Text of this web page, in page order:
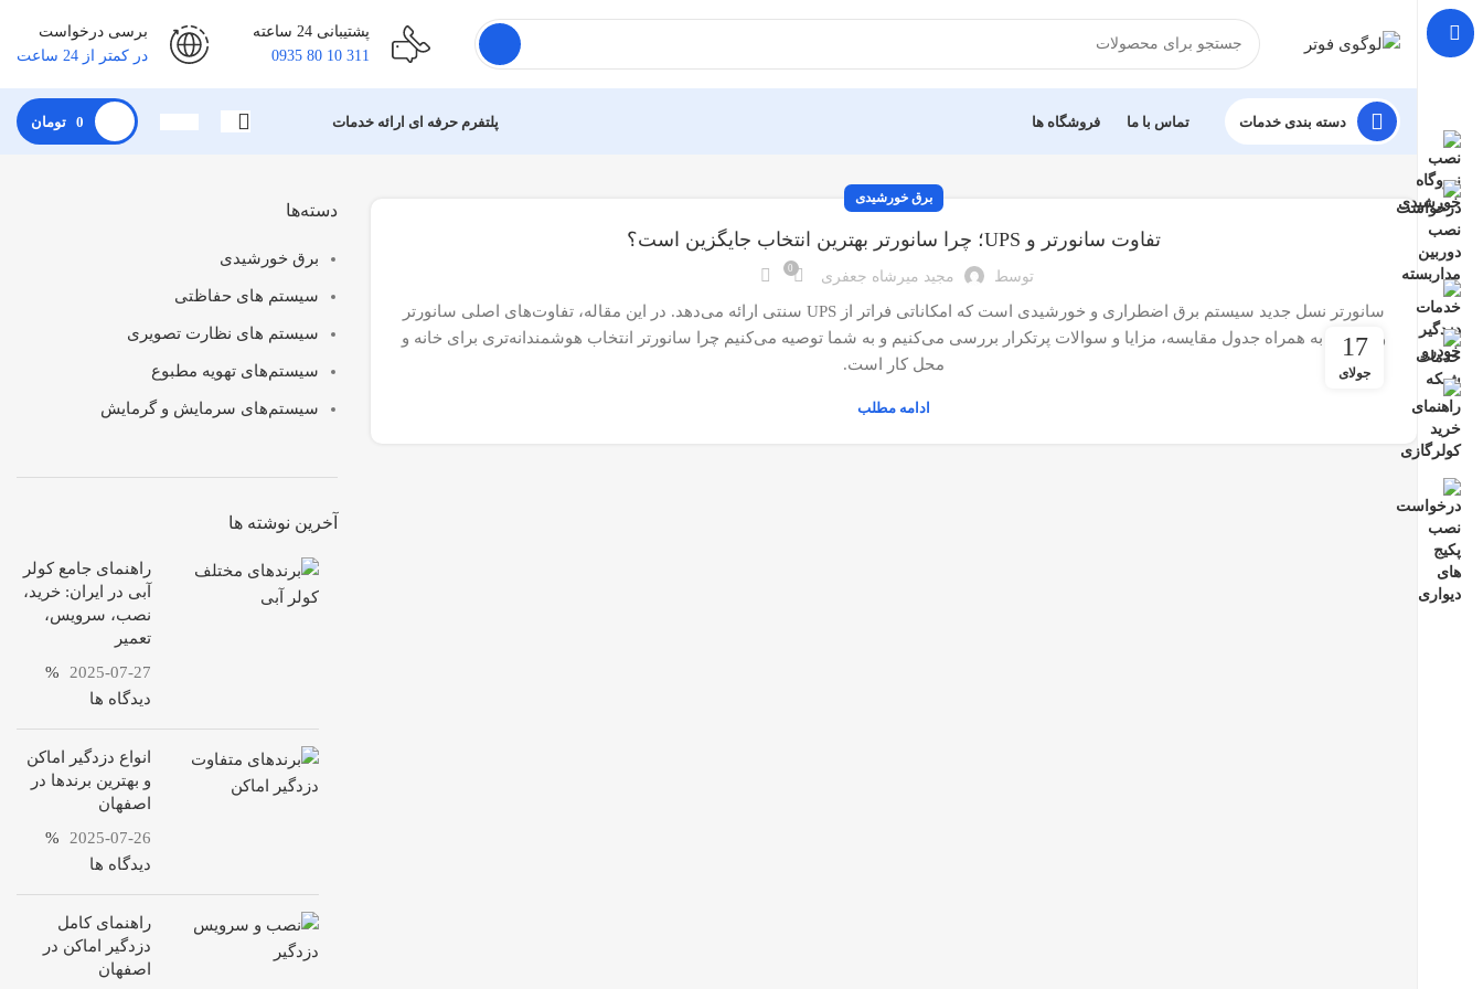
پشتیبانی 24 ساعته
311 10 80 0935
برسی درخواست
در کمتر از 24 ساعت
دسته بندی خدمات تماس با ما فروشگاه ها پلتفرم حرفه ای ارائه خدمات 0 تومان
17
جولای
برق خورشیدی
تفاوت سانورتر و UPS؛ چرا سانورتر بهترین انتخاب جایگزین است؟
توسط مجید میرشاه جعفری 0
سانورتر نسل جدید سیستم برق اضطراری و خورشیدی است که امکاناتی فراتر از UPS سنتی ارائه می‌دهد. در این مقاله، تفاوت‌های اصلی سانورتر
و UPS را به همراه جدول مقایسه، مزایا و سوالات پرتکرار بررسی می‌کنیم و به شما توصیه می‌کنیم چرا سانورتر انتخاب هوشمندانه‌تری برای خانه و
محل کار است.
ادامه مطلب
دسته‌ها
برق خورشیدی
سیستم های حفاظتی
سیستم های نظارت تصویری
سیستم‌های تهویه مطبوع
سیستم‌های سرمایش و گرمایش
آخرین نوشته ها
راهنمای جامع کولر
آبی در ایران: خرید،
نصب، سرویس،
تعمیر
2025-07-27
%
دیدگاه ها
انواع دزدگیر اماکن
و بهترین برندها در
اصفهان
2025-07-26
%
دیدگاه ها
راهنمای کامل
دزدگیر اماکن در
اصفهان